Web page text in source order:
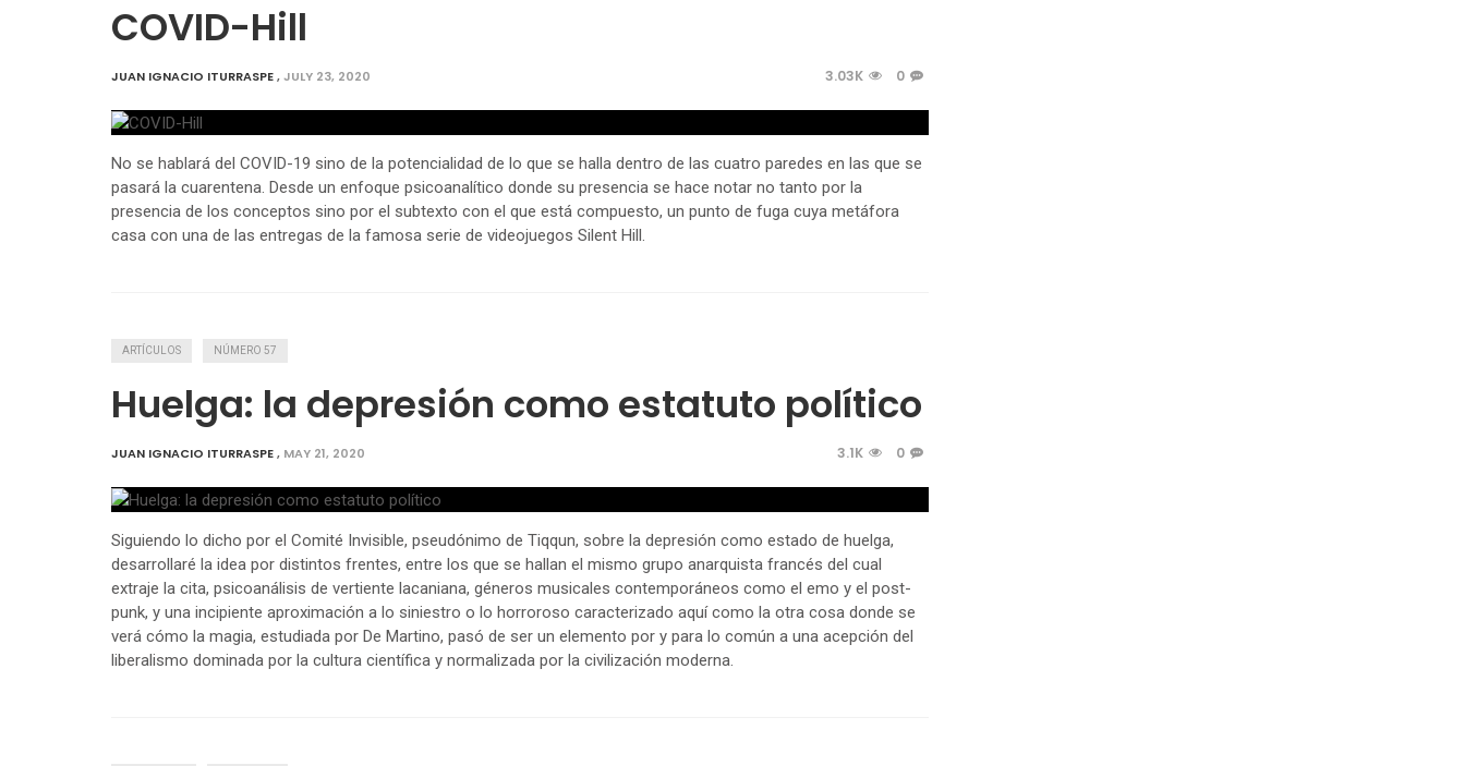
COVID-Hill
JUAN IGNACIO ITURRASPE,JULY 23, 2020 3.03K 0
No se hablará del COVID-19 sino de la potencialidad de lo que se halla dentro de las cuatro paredes en las que se
pasará la cuarentena. Desde un enfoque psicoanalítico donde su presencia se hace notar no tanto por la
presencia de los conceptos sino por el subtexto con el que está compuesto, un punto de fuga cuya metáfora
casa con una de las entregas de la famosa serie de videojuegos Silent Hill.
ARTÍCULOS NÚMERO 57
Huelga: la depresión como estatuto político
JUAN IGNACIO ITURRASPE, MAY 21, 2020 3.1K 0
Siguiendo lo dicho por el Comité Invisible, pseudónimo de Tiqqun, sobre la depresión como estado de huelga,
desarrollaré la idea por distintos frentes, entre los que se hallan el mismo grupo anarquista francés del cual
extraje la cita, psicoanálisis de vertiente lacaniana, géneros musicales contemporáneos como el emo y el post-
punk, y una incipiente aproximación a lo siniestro o lo horroroso caracterizado aquí como la otra cosa donde se
verá cómo la magia, estudiada por De Martino, pasó de ser un elemento por y para lo común a una acepción del
liberalismo dominada por la cultura científica y normalizada por la civilización moderna.